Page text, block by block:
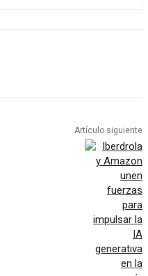
Artículo siguiente